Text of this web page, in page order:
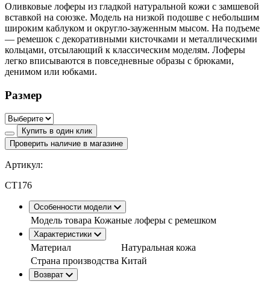
Оливковые лоферы из гладкой натуральной кожи с замшевой
вставкой на союзке. Модель на низкой подошве с небольшим
широким каблуком и округло-зауженным мысом. На подъеме
— ремешок с декоративными кисточками и металлическими
кольцами, отсылающий к классическим моделям. Лоферы
легко вписываются в повседневные образы с брюками,
денимом или юбками.
Размер
Купить в один клик
Проверить наличие в магазине
Артикул:
CT176
Особенности модели
Модель товара Кожаные лоферы с ремешком
Характеристики
Материал
Натуральная кожа
Страна производства Китай
Возврат